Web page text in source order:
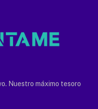
Nuestro máximo tesoro